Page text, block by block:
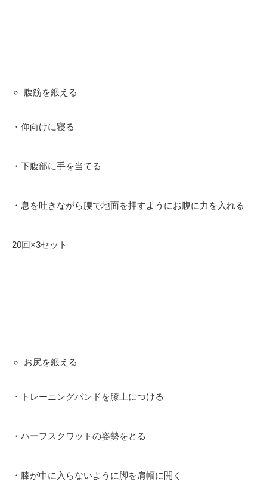
腹筋を鍛える
・仰向けに寝る
・下腹部に手を当てる
・息を吐きながら腰で地面を押すようにお腹に力を入れる
20回×3セット
お尻を鍛える
・トレーニングバンドを膝上につける
・ハーフスクワットの姿勢をとる
・膝が中に入らないように脚を肩幅に開く